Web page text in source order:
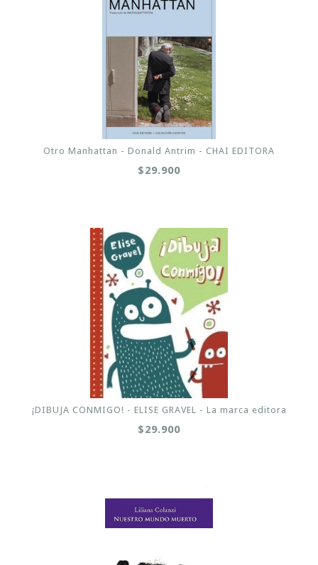
Otro Manhattan - Donald Antrim - CHAI EDITORA
$29.900
¡DIBUJA CONMIGO! - ELISE GRAVEL - La marca editora
$29.900